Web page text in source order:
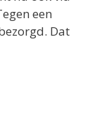
een
Dat